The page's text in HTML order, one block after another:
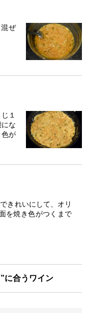
ぜ
１
な
が
きれいにして、オリ
を焼き色がつくまで
に合うワイン